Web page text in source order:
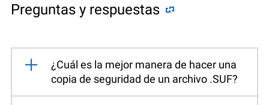
Preguntas y respuestas
¿Cuál es la mejor manera de hacer una
copia de seguridad de un archivo .SUF?